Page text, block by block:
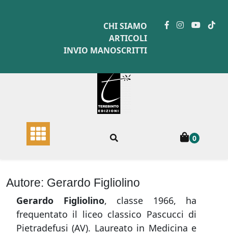
CHI SIAMO
ARTICOLI
INVIO MANOSCRITTI
0
Autore: Gerardo Figliolino
Gerardo Figliolino, classe 1966, ha
frequentato il liceo classico Pascucci di
Pietradefusi (AV). Laureato in Medicina e